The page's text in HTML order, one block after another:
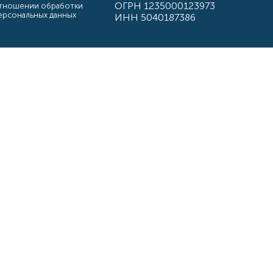
обработки
данных
ОГРН 1235000123973
ИНН 5040187386